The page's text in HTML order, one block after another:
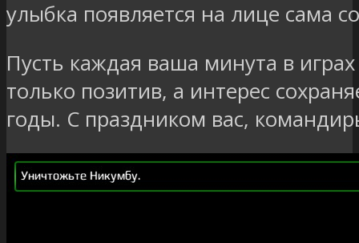
улыбка появляется на лице сама
Пусть каждая ваша минута в
только позитив, а интерес
годы. С праздником вас,